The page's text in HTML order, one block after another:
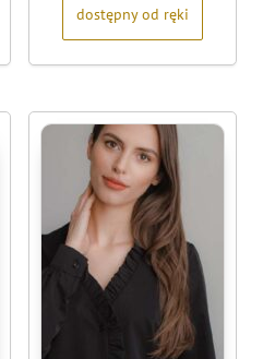
dostępny od ręki